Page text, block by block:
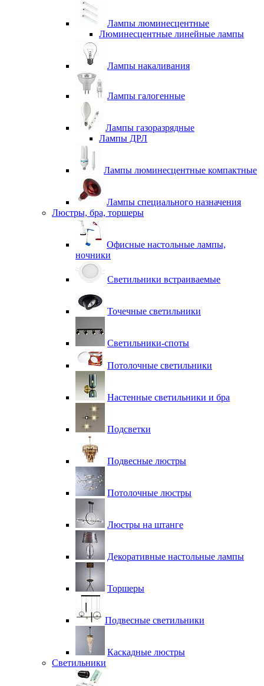
Лампы люминесцентные
Люминесцентные линейные лампы
Лампы накаливания
Лампы галогенные
Лампы газоразрядные
Лампы ДРЛ
Лампы люминесцентные компактные
Лампы специального назначения
Люстры, бра, торшеры
Офисные настольные лампы,
ночники
Светильники встраиваемые
Точечные светильники
Светильники-споты
Потолочные светильники
Настенные светильники и бра
Подсветки
Подвесные люстры
Потолочные люстры
Люстры на штанге
Декоративные настольные лампы
Торшеры
Подвесные светильники
Каскадные люстры
Светильники